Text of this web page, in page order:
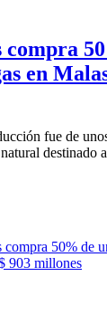
compra
en
fue de
destinado